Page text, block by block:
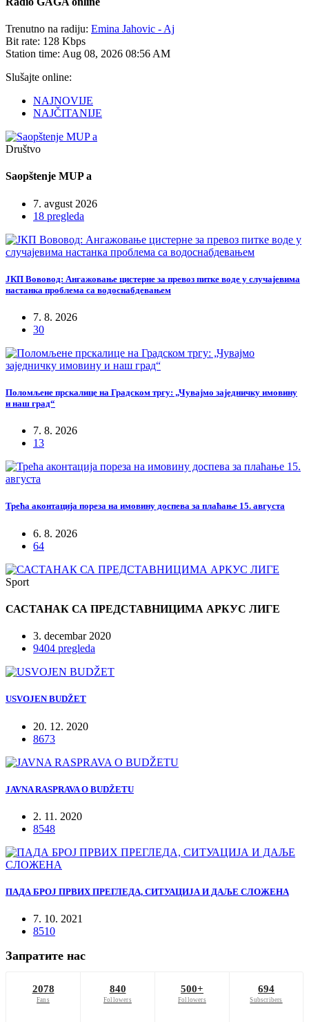
Trenutno na radiju: Emina Jahovic - Aj
Bit rate: 128 Kbps
Station time: Aug 08, 2026 08:56 AM
Slušajte online:
NAJNOVIJE
NAJČITANIJE
Društvo
Saopštenje MUP a
7. avgust 2026
18 pregleda
ЈКП Вововод: Ангажовање цистерне за превоз питке воде у случајевима
настанка проблема са водоснабдевањем
7. 8. 2026
30
Поломљене прскалице на Градском тргу: „Чувајмо заједничку имовину
и наш град“
7. 8. 2026
13
Трећа аконтација пореза на имовину доспева за плаћање 15. августа
6. 8. 2026
64
Sport
САСТАНАК СА ПРЕДСТАВНИЦИМА АРКУС ЛИГЕ
3. decembar 2020
9404 pregleda
USVOJEN BUDŽET
20. 12. 2020
8673
JAVNA RASPRAVA O BUDŽETU
2. 11. 2020
8548
ПАДА БРОЈ ПРВИХ ПРЕГЛЕДА, СИТУАЦИЈА И ДАЉЕ СЛОЖЕНА
7. 10. 2021
8510
Запратите нас
2078
Fans
840
Followers
500+
Followers
694
Subscribers